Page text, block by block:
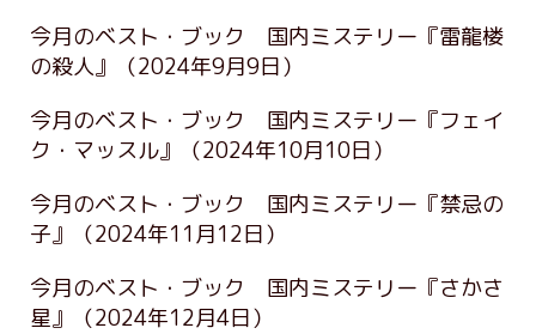
今月のベスト・ブック 国内ミステリー『雷龍楼
の殺人』
（2024年9月9日）
今月のベスト・ブック 国内ミステリー『フェイ
ク・マッスル』
（2024年10月10日）
今月のベスト・ブック 国内ミステリー『禁忌の
子』
（2024年11月12日）
今月のベスト・ブック 国内ミステリー『さかさ
星』
（2024年12月4日）